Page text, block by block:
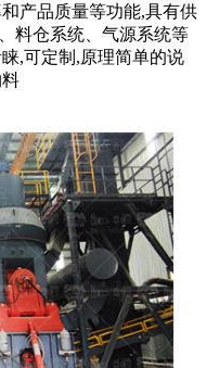
产品质量等功能,具有供
料仓系统、气源系统等
,可定制,原理简单的说